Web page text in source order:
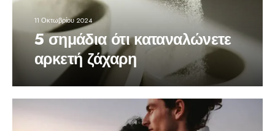
11 Οκτωβρίου 2024
5 σημάδια ότι καταναλώνετε
αρκετή ζάχαρη